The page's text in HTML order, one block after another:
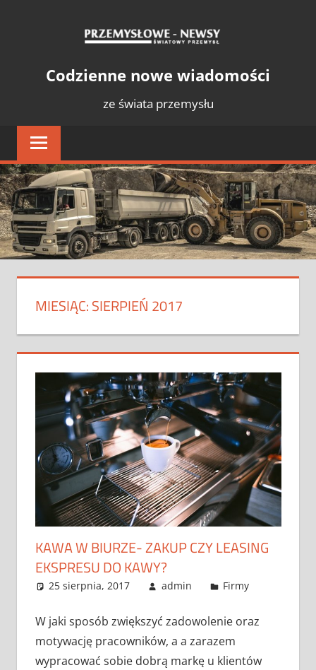
PrzemysłCodzienne nowe wiadomości
ze świata przemysłu
MIESIĄC:SIERPIEŃ 2017
KAWA W BIURZE- ZAKUP CZY LEASING
EKSPRESU DO KAWY?
25 sierpnia, 2017 admin Firmy
W jaki sposób zwiększyć zadowolenie oraz
motywację pracowników, a a zarazem
wypracować sobie dobrą markę u klientów